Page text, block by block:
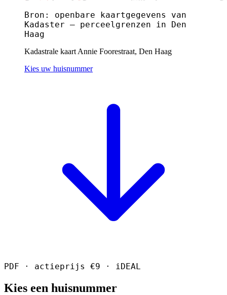
Bron: openbare kaartgegevens van
Kadaster — perceelgrenzen in Den
Haag
Kadastrale kaart Annie Foorestraat, Den Haag
Kies uw huisnummer
PDF · actieprijs €9 · iDEAL
Kies een huisnummer